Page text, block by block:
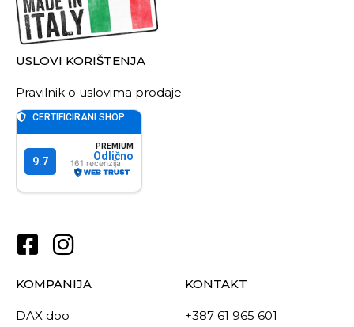
USLOVI KORIŠTENJA
Pravilnik o uslovima prodaje
KOMPANIJA
DAX doo
KONTAKT
+387 61 965 601